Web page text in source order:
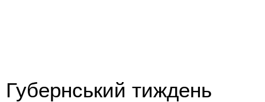
Губернський тиждень